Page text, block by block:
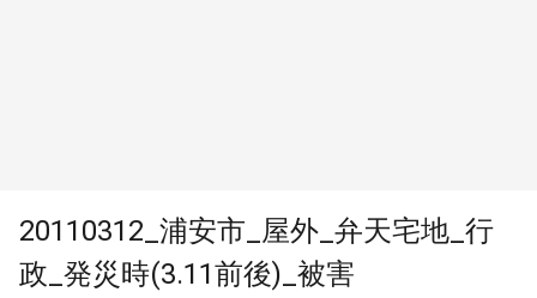
20110312_浦安市_屋外_弁天宅地_行
政_発災時(3.11前後)_被害